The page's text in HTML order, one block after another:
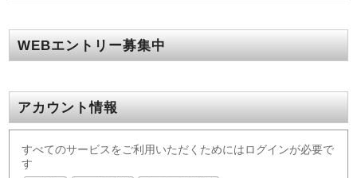
WEBエントリー募集中
アカウント情報
すべてのサービスをご利用いただくためにはログインが必要で
す